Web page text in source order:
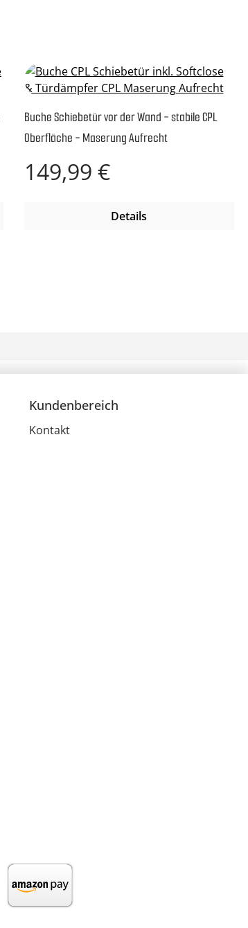
Buche Schiebetür vor der Wand - stabile CPL
Oberfläche - Maserung Aufrecht
Regulärer Preis:
149,99 €
Details
Kundenbereich
Kontakt